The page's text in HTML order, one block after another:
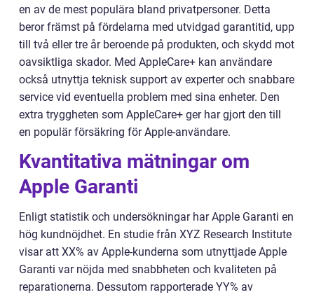
en av de mest populära bland privatpersoner. Detta
beror främst på fördelarna med utvidgad garantitid, upp
till två eller tre år beroende på produkten, och skydd mot
oavsiktliga skador. Med AppleCare+ kan användare
också utnyttja teknisk support av experter och snabbare
service vid eventuella problem med sina enheter. Den
extra tryggheten som AppleCare+ ger har gjort den till
en populär försäkring för Apple-användare.
Kvantitativa mätningar om
Apple Garanti
Enligt statistik och undersökningar har Apple Garanti en
hög kundnöjdhet. En studie från XYZ Research Institute
visar att XX% av Apple-kunderna som utnyttjade Apple
Garanti var nöjda med snabbheten och kvaliteten på
reparationerna. Dessutom rapporterade YY% av